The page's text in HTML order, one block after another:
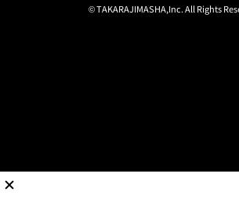
© TAKARAJIMASHA,Inc. All Rights